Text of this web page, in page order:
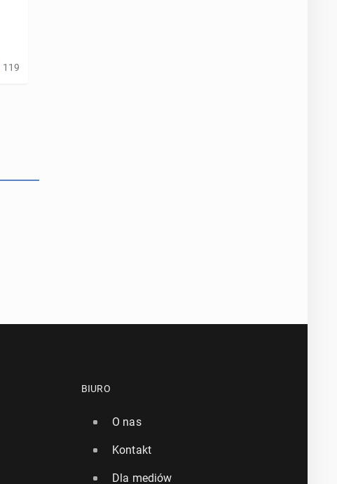
119
BIURO
O nas
Kontakt
Dla mediów